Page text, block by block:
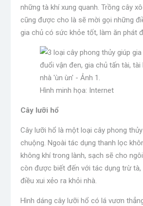
những tà khí xung quanh. Trồng cây
cũng được cho là sẽ mời gọi những
gia chủ có sức khỏe tốt, làm ăn phát
Hình minh họa: Internet
Cây lưỡi hổ
Cây lưỡi hổ là một loại cây phong
chuộng. Ngoài tác dụng thanh lọc
không khí trong lành, sạch sẽ cho
còn được biết đến với tác dụng trừ tà,
điều xui xẻo ra khỏi nhà.
Hình dáng cây lưỡi hổ có lá vươn